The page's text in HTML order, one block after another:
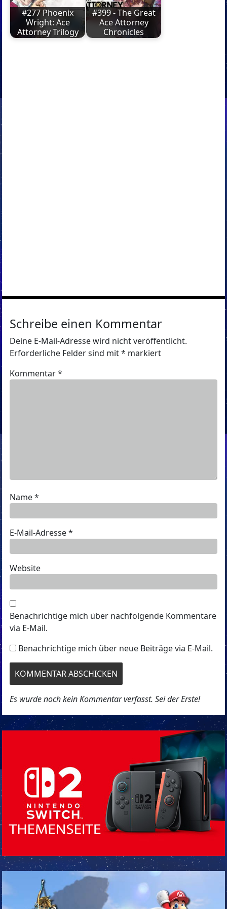
#277 Phoenix
Wright: Ace
Attorney Trilogy
#399 - The Great
Ace Attorney
Chronicles
Schreibe einen Kommentar
Deine E-Mail-Adresse wird nicht veröffentlicht.
Erforderliche Felder sind mit* markiert
Kommentar*
Name*
E-Mail-Adresse*
Website
Benachrichtige mich über nachfolgende Kommentare
via E-Mail.
Benachrichtige mich über neue Beiträge via E-Mail.
Es wurde noch kein Kommentar verfasst. Sei der Erste!